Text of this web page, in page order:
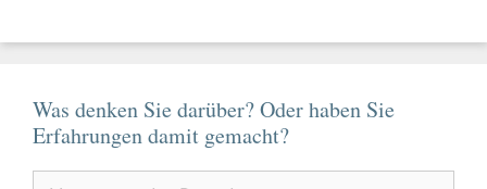
Was denken Sie darüber? Oder haben Sie
Erfahrungen damit gemacht?